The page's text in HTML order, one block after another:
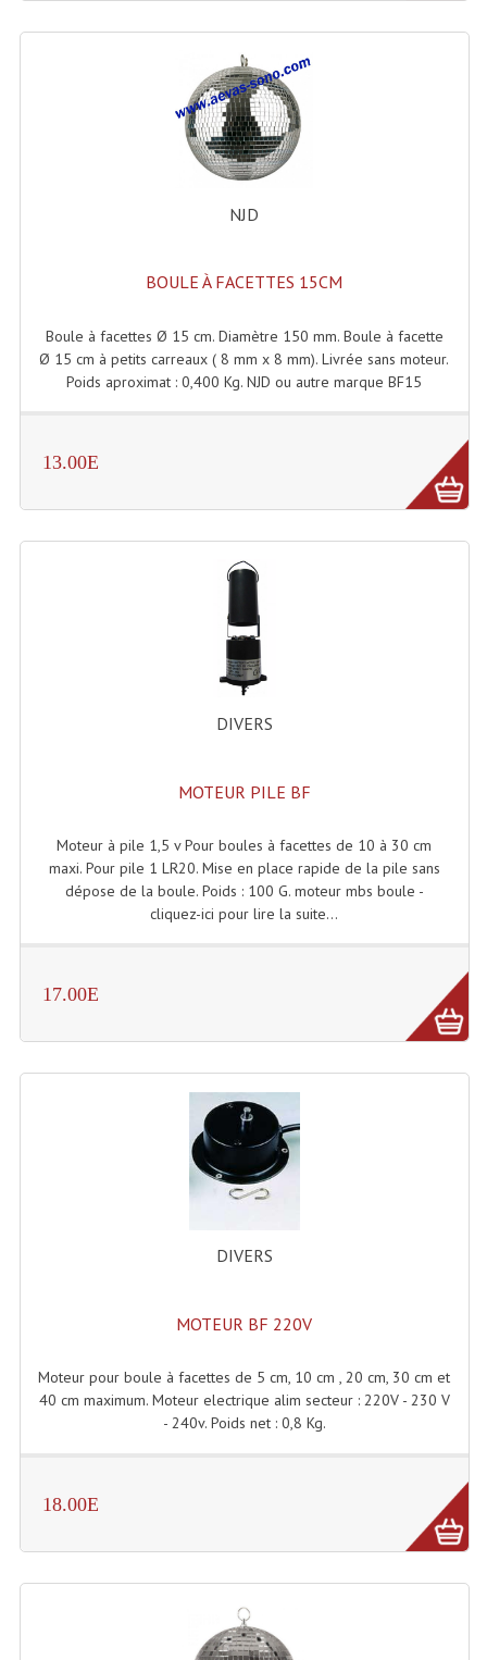
Tweeters Pour Enceintes
Lecteurs Audio & Sources
Platines Disque Vinyles
Lecteurs Cd À Plats
Lecteurs Double Cd MP3
Platines Dvd Pour Dj
Platines Cassettes
Limiteur De Niveau Sonore
Micro Sans Fil HF VHF 200MHZ
Micro Sans Fil HF UHF 800MHZ
Micros De Studio
Pupitre Pour Discours
Samplers, Échantillonneurs
Système Sans Fil In-Ear Monitoring
Table Mixages Et Contrôleurs & Consoles
Consoles Sono Et Studio
Consoles Numériques
Changeurs De Couleurs
Déco Light
NJD
BOULE À FACETTES 15CM
Boule à facettes Ø 15 cm. Diamètre 150 mm. Boule à facette
Ø 15 cm à petits carreaux ( 8 mm x 8 mm). Livrée sans moteur.
Poids aproximat : 0,400 Kg. NJD ou autre marque BF15
13.00E
DIVERS
MOTEUR PILE BF
Moteur à pile 1,5 v Pour boules à facettes de 10 à 30 cm
maxi. Pour pile 1 LR20. Mise en place rapide de la pile sans
dépose de la boule. Poids : 100 G. moteur mbs boule -
cliquez-ici pour lire la suite...
17.00E
DIVERS
MOTEUR BF 220V
Moteur pour boule à facettes de 5 cm, 10 cm , 20 cm, 30 cm et
40 cm maximum. Moteur electrique alim secteur : 220V - 230 V
- 240v. Poids net : 0,8 Kg.
18.00E